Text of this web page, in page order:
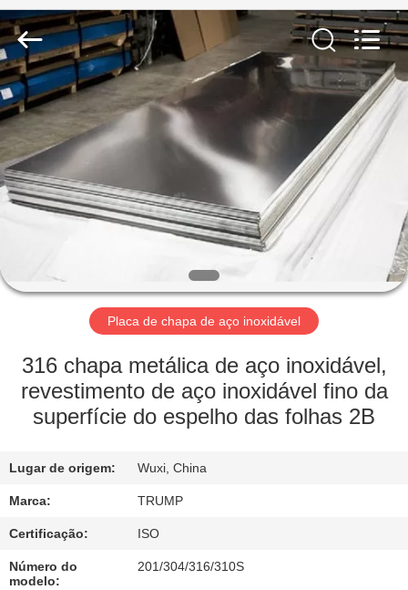
PARA
CASA
PRODUTOS
SOBRE
VISITA
CONTROLE
DE
QUALIDADE
WUXI
HONGJINMILAI
STEEL
CO.,LTD.
All
Rights
Reserved.
Placa de chapa de aço inoxidável
316 chapa metálica de aço inoxidável,
revestimento de aço inoxidável fino da
superfície do espelho das folhas 2B
Lugar de origem: Wuxi, China
Marca: TRUMP
Certificação: ISO
Número do
modelo:
201/304/316/310S